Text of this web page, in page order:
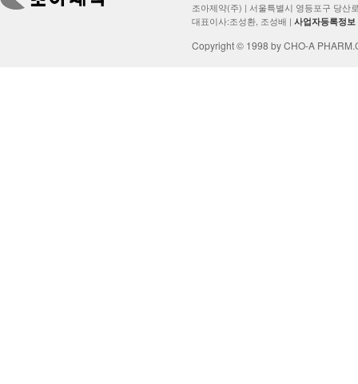
조아제약(주) | 서울특별시 영등포구 당산
대표이사:조성환, 조성배 | 사업자등록정보
Copyright © 1998 by CHO-A